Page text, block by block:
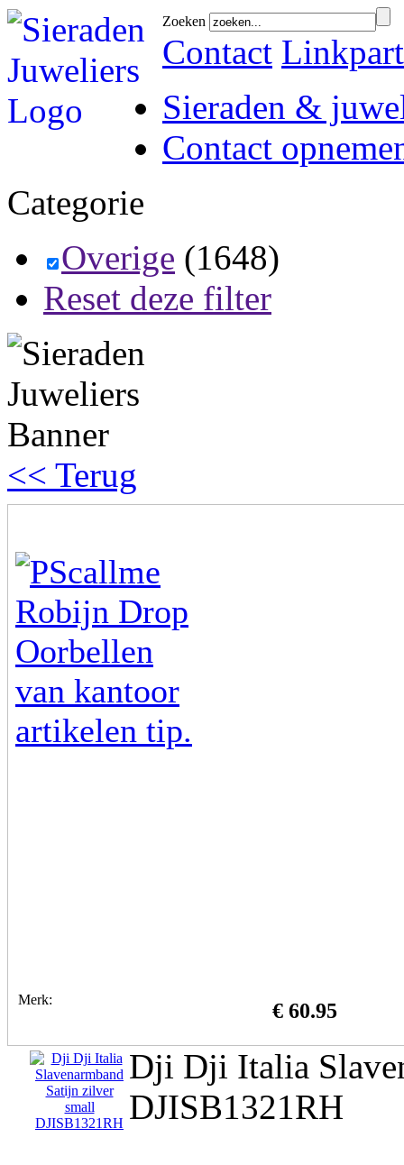
Zoeken
Contact
Sieraden &
Contact
Categorie
Overige (1648)
Reset deze filter
<< Terug
Merk: € 60.95
Dji Dji Italia
DJISB1321RH